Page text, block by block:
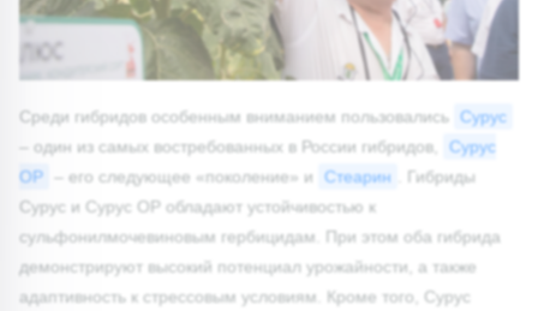
Среди гибридов особенным вниманием пользовались Сурус
– один из самых востребованных в России гибридов,
Сурус
ОР
– его следующее «поколение» и Стеарин
. Гибриды
Сурус и Сурус ОР обладают устойчивостью к
сульфонилмочевиновым гербицидам. При этом оба гибрида
демонстрируют высокий потенциал урожайности, а также
адаптивность к стрессовым условиям. Кроме того, Сурус